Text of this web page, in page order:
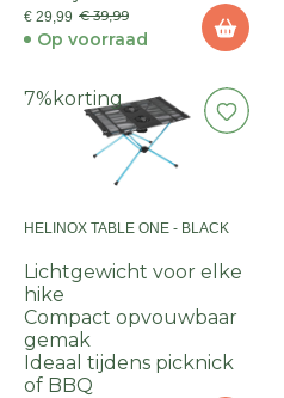
€ 29,99 € 39,99
Op voorraad
7% korting
HELINOX TABLE ONE - BLACK
Lichtgewicht voor elke
hike
Compact opvouwbaar
gemak
Ideaal tijdens picknick
of BBQ